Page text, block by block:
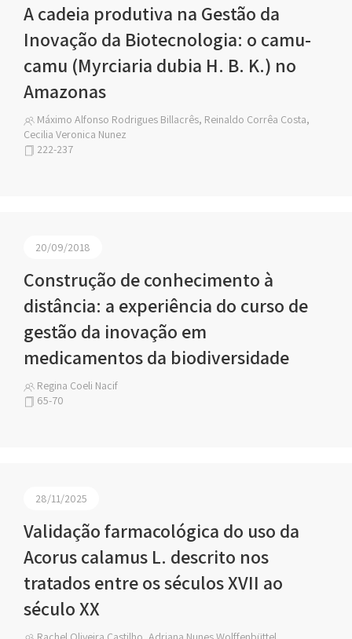
A cadeia produtiva na Gestão da
Inovação da Biotecnologia: o camu-
camu (Myrciaria dubia H. B. K.) no
Amazonas
Máximo Alfonso Rodrigues Billacrês, Reinaldo Corrêa Costa,
Cecilia Veronica Nunez
222-237
20/09/2018
Construção de conhecimento à
distância: a experiência do curso de
gestão da inovação em
medicamentos da biodiversidade
Regina Coeli Nacif
65-70
28/11/2025
Validação farmacológica do uso da
Acorus calamus L. descrito nos
tratados entre os séculos XVII ao
século XX